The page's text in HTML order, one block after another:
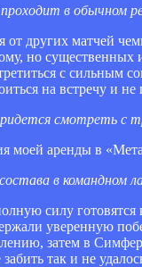
в обычном
от других матчей
но
с сильным
на встречу и
смотреть с
моей аренды в
в командном
силу готовятся
уверенную
затем в
так и не